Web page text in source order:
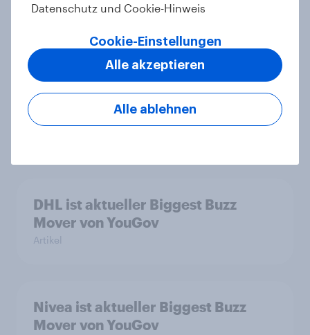
Aldi ist erneut Preis-Leistungs-
Artikel
Preis-Leistungs-Ranking 2026
DHL ist aktueller Biggest Buzz
Mover von YouGov
Artikel
Nivea ist aktueller Biggest Buzz
Mover von YouGov
Datenschutz und Cookie-Hinweis
Cookie-Einstellungen
Alle ablehnen
Alle akzeptieren